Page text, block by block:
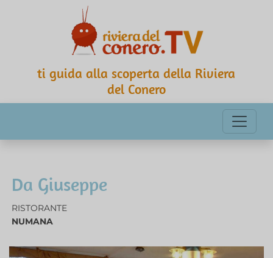
ti guida alla scoperta della Riviera
del Conero
Da Giuseppe
RISTORANTE
NUMANA